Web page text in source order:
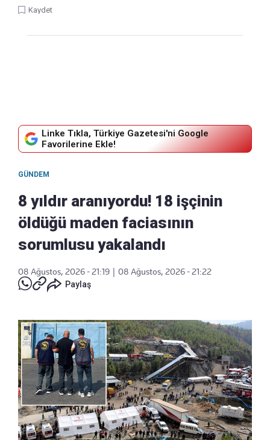
Kaydet
Linke Tıkla, Türkiye Gazetesi'ni Google
Favorilerine Ekle!
GÜNDEM
8 yıldır aranıyordu! 18 işçinin
öldüğü maden faciasının
sorumlusu yakalandı
08 Ağustos, 2026 - 21:19
08 Ağustos, 2026 - 21:22
Paylaş